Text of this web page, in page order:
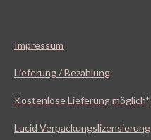
Impressum
Lieferung / Bezahlung
Kostenlose Lieferung möglich*
Lucid Verpackungslizensierung